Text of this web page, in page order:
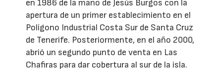
en 1986 de la mano de Jesús Burgos con la
apertura de un primer establecimiento en el
Polígono Industrial Costa Sur de Santa Cruz
de Tenerife. Posteriormente, en el año 2000,
abrió un segundo punto de venta en Las
Chafiras para dar cobertura al sur de la isla.